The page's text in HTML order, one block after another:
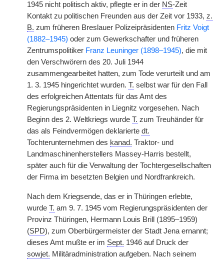
1945 nicht politisch aktiv, pflegte er in der NS-Zeit
Kontakt zu politischen Freunden aus der Zeit vor 1933, z.
B. zum früheren Breslauer Polizeipräsidenten Fritz Voigt
(1882–1945) oder zum Gewerkschafter und früheren
Zentrumspolitiker Franz Leuninger (1898–1945), die mit
den Verschwörern des 20. Juli 1944
zusammengearbeitet hatten, zum Tode verurteilt und am
1. 3. 1945 hingerichtet wurden. T. selbst war für den Fall
des erfolgreichen Attentats für das Amt des
Regierungspräsidenten in Liegnitz vorgesehen. Nach
Beginn des 2. Weltkriegs wurde T. zum Treuhänder für
das als Feindvermögen deklarierte dt.
Tochterunternehmen des kanad. Traktor- und
Landmaschinenherstellers Massey-Harris bestellt,
später auch für die Verwaltung der Tochtergesellschaften
der Firma im besetzten Belgien und Nordfrankreich.
Nach dem Kriegsende, das er in Thüringen erlebte,
wurde T. am 9. 7. 1945 vom Regierungspräsidenten der
Provinz Thüringen, Hermann Louis Brill (1895–1959)
(SPD), zum Oberbürgermeister der Stadt Jena ernannt;
dieses Amt mußte er im Sept. 1946 auf Druck der
sowjet. Militäradministration aufgeben. Nach seinem